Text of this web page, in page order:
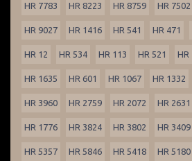
HR 7783 HR 8223 HR 8759 HR 7502
HR 9027 HR 1416 HR 541 HR 471
HR 12 HR 534 HR 113 HR 521 HR
HR 1635 HR 601 HR 1067 HR 1332
HR 3960 HR 2759 HR 2072 HR 2631
HR 1776 HR 3824 HR 3802 HR 3409
HR 5357 HR 5846 HR 5418 HR 5180